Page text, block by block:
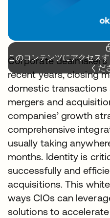
このコンテンツにアクセス
くだ
Corporate dealmakers
recent years, closing
domestic transactions
mergers and
companies’ growth
comprehensive
usually taking
months. Identity is
successfully and
acquisitions. This
ways CIOs can
solutions to